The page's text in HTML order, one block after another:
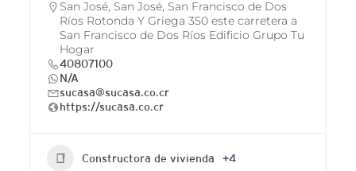
San José, San José, San Francisco de Dos
Ríos Rotonda Y Griega 350 este carretera a
San Francisco de Dos Ríos Edificio Grupo Tu
Hogar
40807100
N/A
sucasa@sucasa.co.cr
https://sucasa.co.cr
Constructora de vivienda +4